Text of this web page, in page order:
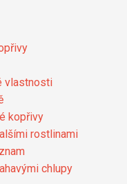
vlastnosti
kopřivy
rostlinami
chlupy